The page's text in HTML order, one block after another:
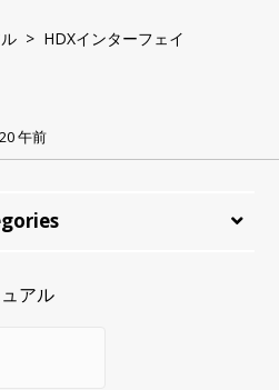
> HDXインターフェイ
午前
アル